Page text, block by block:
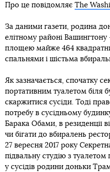
Про це повідомляє The
За даними газети, родина
елітному районі
площею майже 464
спальнями і шістьма
Як зазначається, спочатку
портативним туалетом біля
скаржитися сусіди. Тоді
потребу в сусідньому
Барака Обами, в резиденції
чи бігати до вбиралень
27 вересня 2017 року
підвальну студію з
у сусідів родини доньки